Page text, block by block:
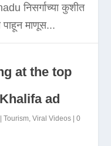
निसर्गाच्या कुशीत
माणूस...
at the top
ad
|Tourism ,Viral Videos |0